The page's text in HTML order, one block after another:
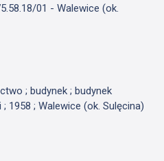
01 - Walewice (ok.
; budynek ; budynek
1958 ; Walewice (ok. Sulęcina)